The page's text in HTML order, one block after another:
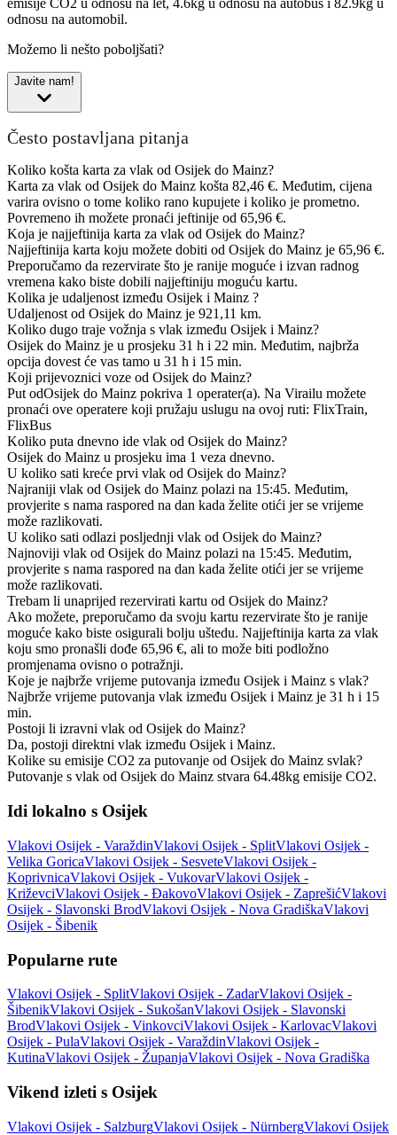
emisije CO2 u odnosu na let, 4.6kg u odnosu na autobus i 82.9kg u
odnosu na automobil.
Možemo li nešto poboljšati?
Javite nam!
Često postavljana pitanja
Koliko košta karta za vlak od Osijek do Mainz?
Karta za vlak od Osijek do Mainz košta 82,46 €. Međutim, cijena
varira ovisno o tome koliko rano kupujete i koliko je prometno.
Povremeno ih možete pronaći jeftinije od 65,96 €.
Koja je najjeftinija karta za vlak od Osijek do Mainz?
Najjeftinija karta koju možete dobiti od Osijek do Mainz je 65,96 €.
Preporučamo da rezervirate što je ranije moguće i izvan radnog
vremena kako biste dobili najjeftiniju moguću kartu.
Kolika je udaljenost između Osijek i Mainz ?
Udaljenost od Osijek do Mainz je 921,11 km.
Koliko dugo traje vožnja s vlak između Osijek i Mainz?
Osijek do Mainz je u prosjeku 31 h i 22 min. Međutim, najbrža
opcija dovest će vas tamo u 31 h i 15 min.
Koji prijevoznici voze od Osijek do Mainz?
Put odOsijek do Mainz pokriva 1 operater(a). Na Virailu možete
pronaći ove operatere koji pružaju uslugu na ovoj ruti: FlixTrain,
FlixBus
Koliko puta dnevno ide vlak od Osijek do Mainz?
Osijek do Mainz u prosjeku ima 1 veza dnevno.
U koliko sati kreće prvi vlak od Osijek do Mainz?
Najraniji vlak od Osijek do Mainz polazi na 15:45. Međutim,
provjerite s nama raspored na dan kada želite otići jer se vrijeme
može razlikovati.
U koliko sati odlazi posljednji vlak od Osijek do Mainz?
Najnoviji vlak od Osijek do Mainz polazi na 15:45. Međutim,
provjerite s nama raspored na dan kada želite otići jer se vrijeme
može razlikovati.
Trebam li unaprijed rezervirati kartu od Osijek do Mainz?
Ako možete, preporučamo da svoju kartu rezervirate što je ranije
moguće kako biste osigurali bolju uštedu. Najjeftinija karta za vlak
koju smo pronašli dođe 65,96 €, ali to može biti podložno
promjenama ovisno o potražnji.
Koje je najbrže vrijeme putovanja između Osijek i Mainz s vlak?
Najbrže vrijeme putovanja vlak između Osijek i Mainz je 31 h i 15
min.
Postoji li izravni vlak od Osijek do Mainz?
Da, postoji direktni vlak između Osijek i Mainz.
Kolike su emisije CO2 za putovanje od Osijek do Mainz svlak?
Putovanje s vlak od Osijek do Mainz stvara 64.48kg emisije CO2.
Idi lokalno s Osijek
Vlakovi Osijek - VaraždinVlakovi Osijek - SplitVlakovi Osijek -
Velika GoricaVlakovi Osijek - SesveteVlakovi Osijek -
KoprivnicaVlakovi Osijek - VukovarVlakovi Osijek -
KriževciVlakovi Osijek - ĐakovoVlakovi Osijek - ZaprešićVlakovi
Osijek - Slavonski BrodVlakovi Osijek - Nova GradiškaVlakovi
Osijek - Šibenik
Popularne rute
Vlakovi Osijek - SplitVlakovi Osijek - ZadarVlakovi Osijek -
ŠibenikVlakovi Osijek - SukošanVlakovi Osijek - Slavonski
BrodVlakovi Osijek - VinkovciVlakovi Osijek - KarlovacVlakovi
Osijek - PulaVlakovi Osijek - VaraždinVlakovi Osijek -
KutinaVlakovi Osijek - ŽupanjaVlakovi Osijek - Nova Gradiška
Vikend izleti s Osijek
Vlakovi Osijek - SalzburgVlakovi Osijek - NürnbergVlakovi Osijek